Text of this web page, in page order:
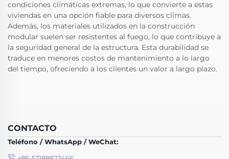
condiciones climáticas extremas, lo que convierte a estas
viviendas en una opción fiable para diversos climas.
Además, los materiales utilizados en la construcción
modular suelen ser resistentes al fuego, lo que contribuye a
la seguridad general de la estructura. Esta durabilidad se
traduce en menores costos de mantenimiento a lo largo
del tiempo, ofreciendo a los clientes un valor a largo plazo.
CONTACTO
Teléfono / WhatsApp / WeChat: